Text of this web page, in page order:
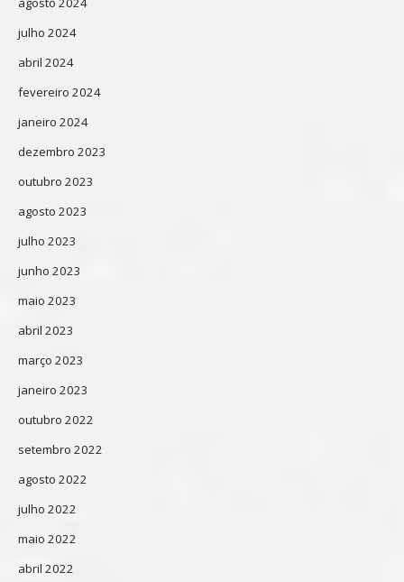
julho 2024
abril 2024
fevereiro 2024
janeiro 2024
dezembro 2023
outubro 2023
agosto 2023
julho 2023
junho 2023
maio 2023
abril 2023
março 2023
janeiro 2023
outubro 2022
setembro 2022
agosto 2022
julho 2022
maio 2022
abril 2022